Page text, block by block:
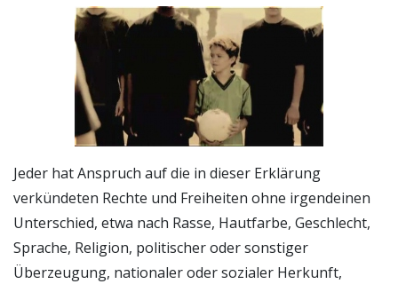
Jeder hat Anspruch auf die in dieser Erklärung
verkündeten Rechte und Freiheiten ohne irgendeinen
Unterschied, etwa nach Rasse, Hautfarbe, Geschlecht,
Sprache, Religion, politischer oder sonstiger
Überzeugung, nationaler oder sozialer Herkunft,